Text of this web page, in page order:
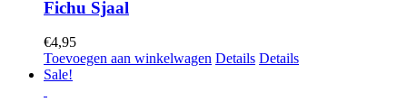
Fichu Sjaal
€4,95
Toevoegen aan winkelwagen Details Details
Sale!